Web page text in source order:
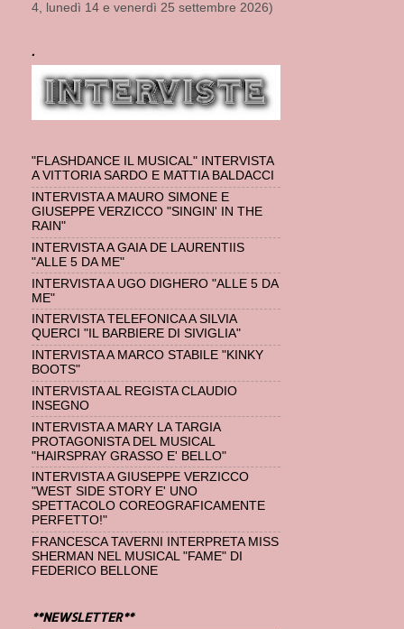
4, lunedì 14 e venerdì 25 settembre 2026)
.
"FLASHDANCE IL MUSICAL" INTERVISTA
A VITTORIA SARDO E MATTIA BALDACCI
INTERVISTA A MAURO SIMONE E
GIUSEPPE VERZICCO "SINGIN' IN THE
RAIN"
INTERVISTA A GAIA DE LAURENTIIS
"ALLE 5 DA ME"
INTERVISTA A UGO DIGHERO "ALLE 5 DA
ME"
INTERVISTA TELEFONICA A SILVIA
QUERCI "IL BARBIERE DI SIVIGLIA"
INTERVISTA A MARCO STABILE "KINKY
BOOTS"
INTERVISTA AL REGISTA CLAUDIO
INSEGNO
INTERVISTA A MARY LA TARGIA
PROTAGONISTA DEL MUSICAL
"HAIRSPRAY GRASSO E' BELLO"
INTERVISTA A GIUSEPPE VERZICCO
"WEST SIDE STORY E' UNO
SPETTACOLO COREOGRAFICAMENTE
PERFETTO!"
FRANCESCA TAVERNI INTERPRETA MISS
SHERMAN NEL MUSICAL "FAME" DI
FEDERICO BELLONE
**NEWSLETTER**